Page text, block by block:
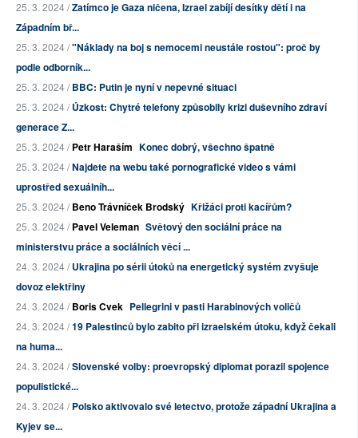
25. 3. 2024 /Zatímco je Gaza ničena, Izrael zabíjí desítky dětí i na
Západním bř...
25. 3. 2024 /"Náklady na boj s nemocemi neustále rostou": proč by
podle odborník...
25. 3. 2024 /BBC: Putin je nyní v nepevné situaci
25. 3. 2024 /Úzkost: Chytré telefony způsobily krizi duševního zdraví
generace Z...
25. 3. 2024 /Petr Haraším Konec dobrý, všechno špatně
25. 3. 2024 /Najdete na webu také pornografické video s vámi
uprostřed sexuálníh...
25. 3. 2024 /Beno Trávníček Brodský Křižáci proti kacířům?
25. 3. 2024 /Pavel Veleman Světový den sociální práce na
ministerstvu práce a sociálních věcí ...
24. 3. 2024 /Ukrajina po sérii útoků na energetický systém zvyšuje
dovoz elektřiny
24. 3. 2024 /Boris Cvek Pellegrini v pasti Harabinových voličů
24. 3. 2024 /19 Palestinců bylo zabito při izraelském útoku, když čekali
na huma...
24. 3. 2024 /Slovenské volby: proevropský diplomat porazil spojence
populistické...
24. 3. 2024 /Polsko aktivovalo své letectvo, protože západní Ukrajina a
Kyjev se...